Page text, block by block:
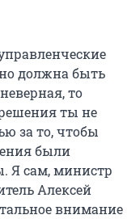
должна быть
то
ты не
за то, чтобы
были
Я сам, министр
Алексей
внимание